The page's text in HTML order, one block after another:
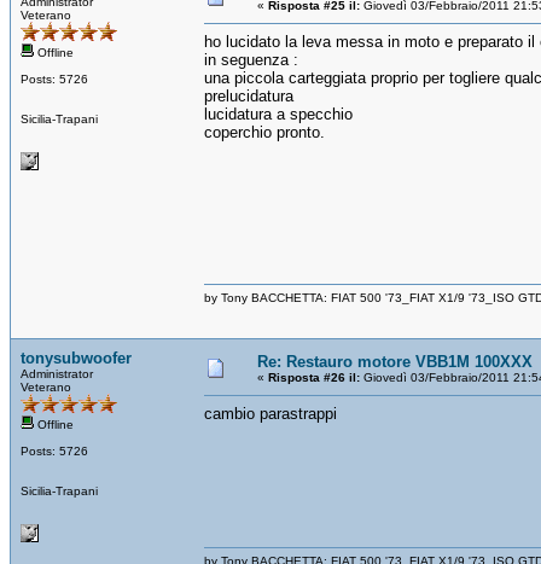
Veterano
Offline
Posts: 5726
Sicilia-Trapani
« Risposta #25 il: Giovedì 03/Febbraio/2011
ho lucidato la leva messa in moto e preparato
in seguenza :
una piccola carteggiata proprio per togliere
prelucidatura
lucidatura a specchio
coperchio pronto.
by Tony BACCHETTA: FIAT 500 '73_FIAT X1/9 '73_ISO
tonysubwoofer
Administrator
Veterano
Offline
Posts: 5726
Sicilia-Trapani
Re: Restauro motore VBB1M 100XXX
« Risposta #26 il: Giovedì 03/Febbraio/2011
cambio parastrappi
by Tony BACCHETTA: FIAT 500 '73_FIAT X1/9 '73_ISO